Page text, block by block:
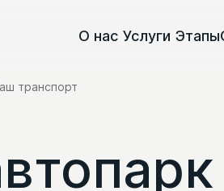
О нас Услуги Этапы
транспорт